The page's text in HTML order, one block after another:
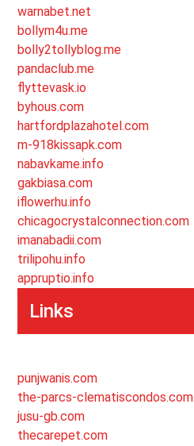
warnabet.net
bollym4u.me
bolly2tollyblog.me
pandaclub.me
flyttevask.io
byhous.com
hartfordplazahotel.com
m-918kissapk.com
nabavkame.info
gakbiasa.com
iflowerhu.info
chicagocrystalconnection.com
imanabadii.com
trilipohu.info
appruptio.info
Links
punjwanis.com
the-parcs-clematiscondos.com
jusu-gb.com
thecarepet.com